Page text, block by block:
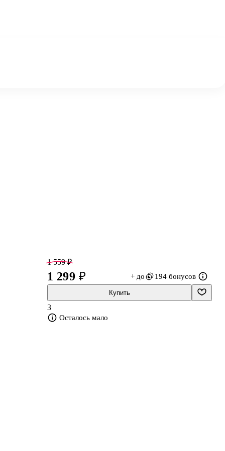
1 559 ₽
1 299 ₽ + до 194 бонусов
Купить
3
Осталось мало